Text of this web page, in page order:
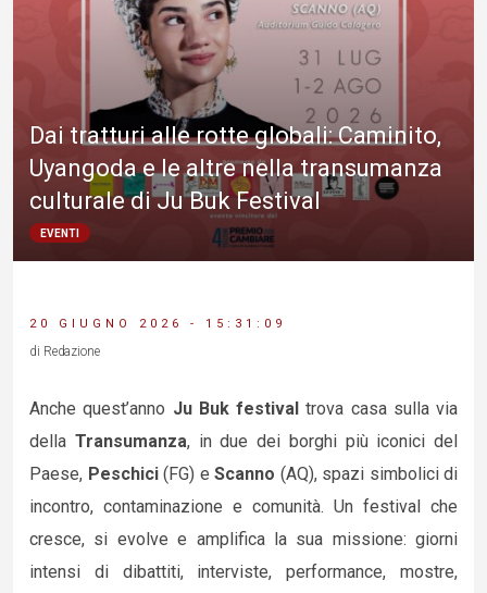
Dai tratturi alle rotte globali: Caminito,
Uyangoda e le altre nella transumanza
culturale di Ju Buk Festival
EVENTI
20 GIUGNO 2026 - 15:31:09
di Redazione
Anche quest’anno Ju Buk festivaltrova casa sulla via
della Transumanza, in due dei borghi più iconici del
Paese, Peschici (FG) e Scanno (AQ), spazi simbolici di
incontro, contaminazione e comunità. Un festival che
cresce, si evolve e amplifica la sua missione: giorni
intensi di dibattiti, interviste, performance, mostre,